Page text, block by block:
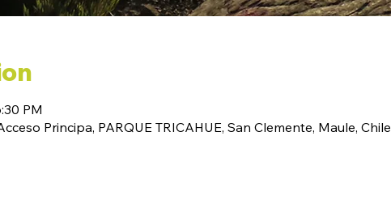
PM
Principa, PARQUE TRICAHUE, San Clemente, Maule, Chile